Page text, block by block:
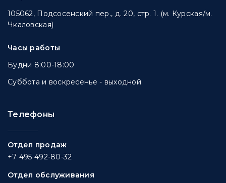
105062, Подсосенский пер., д. 20, стр. 1. (м. Курская/м.
Чкаловская)
Часы работы
Будни 8:00-18:00
Суббота и воскресенье - выходной
Телефоны
Отдел продаж
+7 495 492-80-32
Отдел обслуживания